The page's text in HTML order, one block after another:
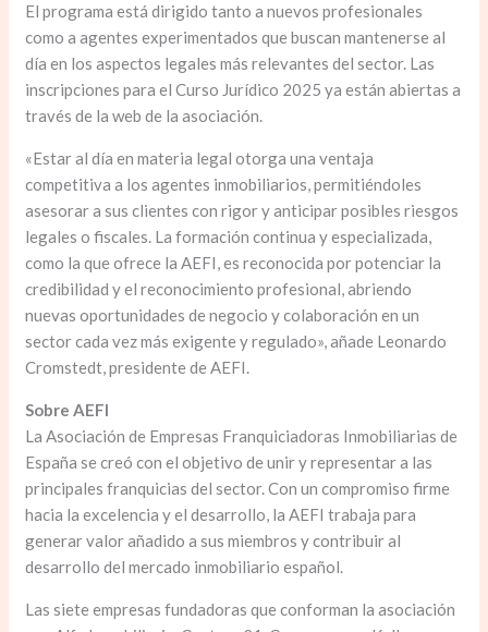
El programa está dirigido tanto a nuevos profesionales
como a agentes experimentados que buscan mantenerse al
día en los aspectos legales más relevantes del sector. Las
inscripciones para el Curso Jurídico 2025 ya están abiertas a
través de la web de la asociación.
«Estar al día en materia legal otorga una ventaja
competitiva a los agentes inmobiliarios, permitiéndoles
asesorar a sus clientes con rigor y anticipar posibles riesgos
legales o fiscales. La formación continua y especializada,
como la que ofrece la AEFI, es reconocida por potenciar la
credibilidad y el reconocimiento profesional, abriendo
nuevas oportunidades de negocio y colaboración en un
sector cada vez más exigente y regulado», añade Leonardo
Cromstedt, presidente de AEFI.
Sobre AEFI
La Asociación de Empresas Franquiciadoras Inmobiliarias de
España se creó con el objetivo de unir y representar a las
principales franquicias del sector. Con un compromiso firme
hacia la excelencia y el desarrollo, la AEFI trabaja para
generar valor añadido a sus miembros y contribuir al
desarrollo del mercado inmobiliario español.
Las siete empresas fundadoras que conforman la asociación